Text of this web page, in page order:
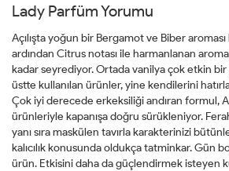
Lady Parfüm Yorumu
Açılışta yoğun bir Bergamot ve Biber
ardından Citrus notası ile harmanlanan
kadar seyrediyor. Ortada vanilya çok etkin
üstte kullanılan ürünler, yine kendilerini
Çok iyi derecede erkeksiliği andıran formul,
ürünleriyle kapanışa doğru sürükleniyor.
yanı sıra maskülen tavırla karakterinizi
kalıcılık konusunda oldukça tatminkar. Gün
ürün. Etkisini daha da güçlendirmek isteyen